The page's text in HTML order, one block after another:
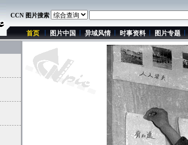
CCN 图片搜索
首页 图片中国 异域风情 时事资料 图片专题